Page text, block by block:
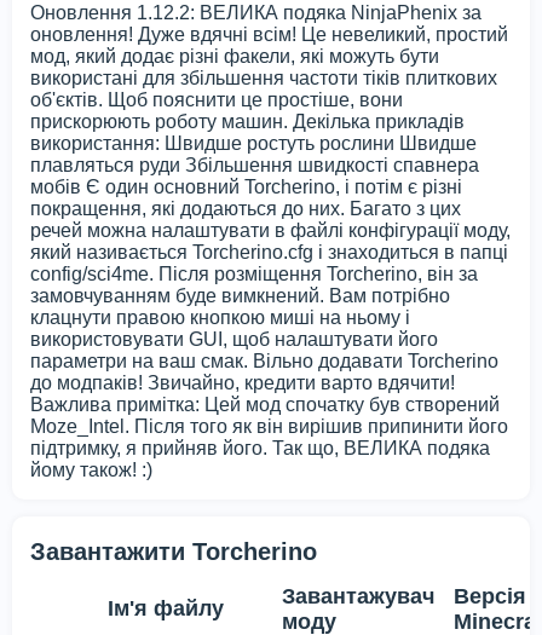
Оновлення 1.12.2: ВЕЛИКА подяка NinjaPhenix за
оновлення! Дуже вдячні всім! Це невеликий, простий
мод, який додає різні факели, які можуть бути
використані для збільшення частоти тіків плиткових
об'єктів. Щоб пояснити це простіше, вони
прискорюють роботу машин. Декілька прикладів
використання: Швидше ростуть рослини Швидше
плавляться руди Збільшення швидкості спавнера
мобів Є один основний Torcherino, і потім є різні
покращення, які додаються до них. Багато з цих
речей можна налаштувати в файлі конфігурації моду,
який називається Torcherino.cfg і знаходиться в папці
config/sci4me. Після розміщення Torcherino, він за
замовчуванням буде вимкнений. Вам потрібно
клацнути правою кнопкою миші на ньому і
використовувати GUI, щоб налаштувати його
параметри на ваш смак. Вільно додавати Torcherino
до модпаків! Звичайно, кредити варто вдячити!
Важлива примітка: Цей мод спочатку був створений
Moze_Intel. Після того як він вирішив припинити його
підтримку, я прийняв його. Так що, ВЕЛИКА подяка
йому також! :)
Завантажити Torcherino
Ім'я файлу
Завантажувач
моду
Версія